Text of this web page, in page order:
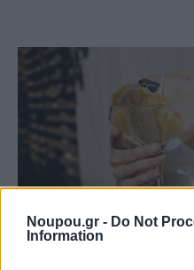
Noupou.gr - Do Not
Information